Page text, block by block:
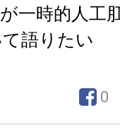
一時的人工
語りたい
0